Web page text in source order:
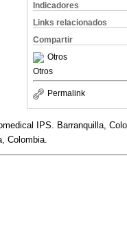
Indicadores
Links relacionados
Compartir
Otros
Otros
Permalink
IPS. Barranquilla,
Colombia.